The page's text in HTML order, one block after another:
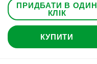
ПРИДБАТИ В ОДИН
КЛІК
КУПИТИ